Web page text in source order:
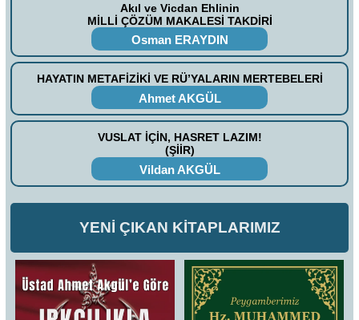
Akıl ve Vicdan Ehlinin
MİLLİ ÇÖZÜM MAKALESİ TAKDİRİ
Osman ERAYDIN
HAYATIN METAFİZİKİ VE RÜ’YALARIN MERTEBELERİ
Ahmet AKGÜL
VUSLAT İÇİN, HASRET LAZIM!
(ŞİİR)
Vildan AKGÜL
YENİ ÇIKAN KİTAPLARIMIZ